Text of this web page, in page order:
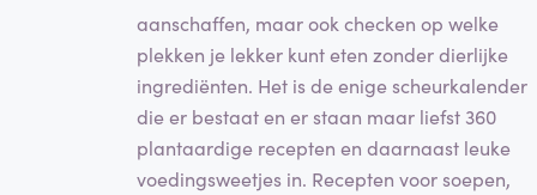
aanschaffen, maar ook checken op welke
plekken je lekker kunt eten zonder dierlijke
ingrediënten. Het is de enige scheurkalender
die er bestaat en er staan maar liefst 360
plantaardige recepten en daarnaast leuke
voedingsweetjes in. Recepten voor soepen,